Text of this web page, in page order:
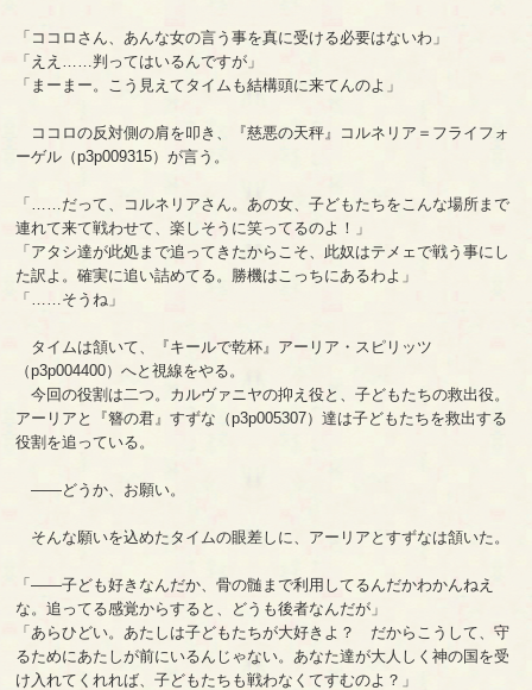
「ココロさん、あんな女の言う事を真に受ける必要はないわ」
「ええ……判ってはいるんですが」
「まーまー。こう見えてタイムも結構頭に来てんのよ」
ココロの反対側の肩を叩き、『慈悪の天秤』コルネリア＝フライフォ
ーゲル（p3p009315）が言う。
「……だって、コルネリアさん。あの女、子どもたちをこんな場所まで
連れて来て戦わせて、楽しそうに笑ってるのよ！」
「アタシ達が此処まで追ってきたからこそ、此奴はテメェで戦う事にし
た訳よ。確実に追い詰めてる。勝機はこっちにあるわよ」
「……そうね」
タイムは頷いて、『キールで乾杯』アーリア・スピリッツ
（p3p004400）へと視線をやる。
今回の役割は二つ。カルヴァニヤの抑え役と、子どもたちの救出役。
アーリアと『簪の君』すずな（p3p005307）達は子どもたちを救出する
役割を追っている。
――どうか、お願い。
そんな願いを込めたタイムの眼差しに、アーリアとすずなは頷いた。
「――子ども好きなんだか、骨の髄まで利用してるんだかわかんねえ
な。追ってる感覚からすると、どうも後者なんだが」
「あらひどい。あたしは子どもたちが大好きよ？ だからこうして、守
るためにあたしが前にいるんじゃない。あなた達が大人しく神の国を受
け入れてくれれば、子どもたちも戦わなくてすむのよ？」